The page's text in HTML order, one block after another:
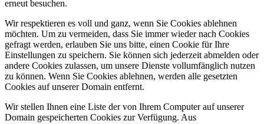
erneut besuchen.
Wir respektieren es voll und ganz, wenn Sie Cookies ablehnen
möchten. Um zu vermeiden, dass Sie immer wieder nach Cookies
gefragt werden, erlauben Sie uns bitte, einen Cookie für Ihre
Einstellungen zu speichern. Sie können sich jederzeit abmelden oder
andere Cookies zulassen, um unsere Dienste vollumfänglich nutzen
zu können. Wenn Sie Cookies ablehnen, werden alle gesetzten
Cookies auf unserer Domain entfernt.
Wir stellen Ihnen eine Liste der von Ihrem Computer auf unserer
Domain gespeicherten Cookies zur Verfügung. Aus